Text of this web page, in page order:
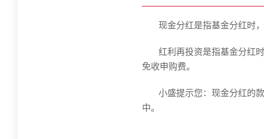
现金分红是指基金分红时
红利再投资是指基金分红
免收申购费。
小盛提示您：现金分红的
中。